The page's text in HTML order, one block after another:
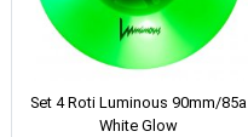
Set 4 Roti Luminous 90mm/85a
White Glow